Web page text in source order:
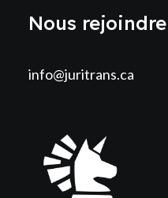
Nous rejoindre
info@juritrans.ca